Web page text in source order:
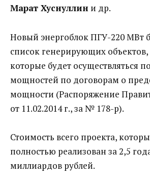
Марат Хуснуллин и др.
Новый энергоблок ПГУ-220 МВт
список генерирующих объектов,
которые будет осуществляться
мощностей по договорам о
мощности (Распоряжение
от 11.02.2014 г., за № 178-р).
Стоимость всего проекта,
полностью реализован за 2,5
миллиардов рублей.